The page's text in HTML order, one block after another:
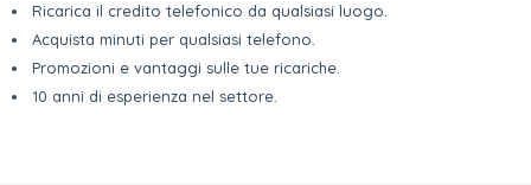
Ricarica il credito telefonico da qualsiasi luogo.
Acquista minuti per qualsiasi telefono.
Promozioni e vantaggi sulle tue ricariche.
10 anni di esperienza nel settore.